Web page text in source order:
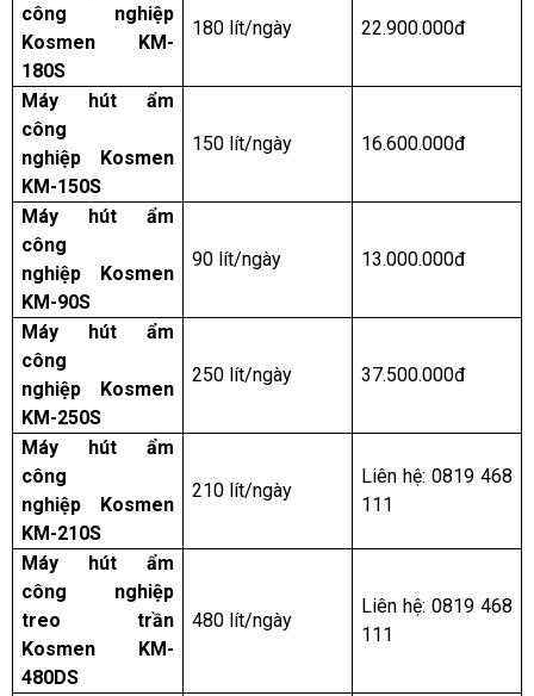
công nghiệp
Kosmen KM-
180S
180 lít/ngày 22.900.000đ
Máy hút ẩm
công
nghiệp Kosmen
KM-150S
150 lít/ngày 16.600.000đ
Máy hút ẩm
công
nghiệp Kosmen
KM-90S
90 lít/ngày 13.000.000đ
Máy hút ẩm
công
nghiệp Kosmen
KM-250S
250 lít/ngày 37.500.000đ
Máy hút ẩm
công
nghiệp Kosmen
KM-210S
210 lít/ngày
Liên hệ: 0819 468
111
Máy hút ẩm
công nghiệp
treo trần
Kosmen KM-
480DS
480 lít/ngày
Liên hệ: 0819 468
111